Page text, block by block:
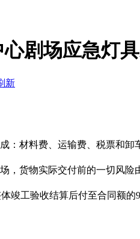
剧场应急灯
新
材料费、运输费、税票和卸
，货物实际交付前的一切风险
工验收结算后付至合同额的